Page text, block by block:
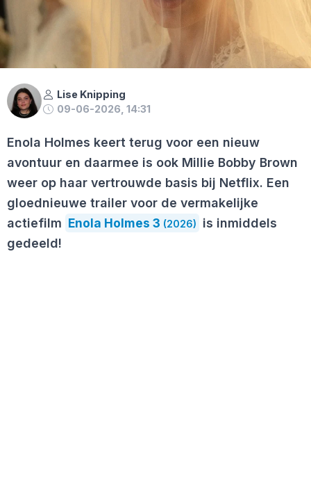
Lise Knipping
09-06-2026, 14:31
Enola Holmes keert terug voor een nieuw
avontuur en daarmee is ook Millie Bobby Brown
weer op haar vertrouwde basis bij Netflix. Een
gloednieuwe trailer voor de vermakelijke
actiefilm Enola Holmes 3 (2026)
is inmiddels
gedeeld!